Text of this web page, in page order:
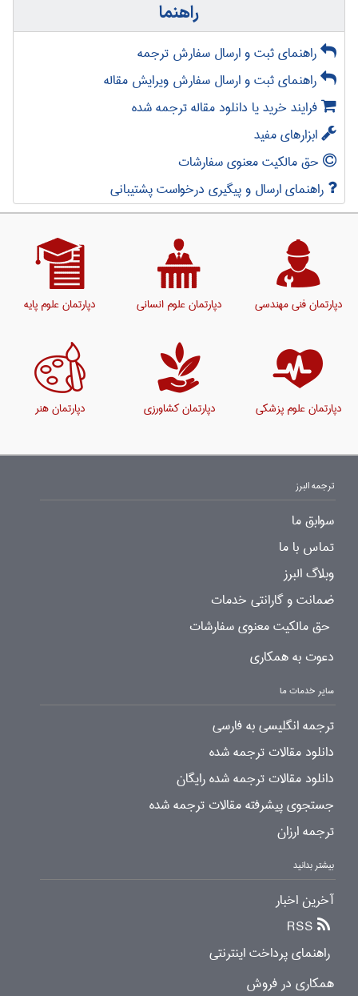
راهنما
راهنمای ثبت و ارسال سفارش ترجمه
راهنمای ثبت و ارسال سفارش ویرایش مقاله
فرایند خرید یا دانلود مقاله ترجمه شده
ابزارهای مفید
حق مالکیت معنوی سفارشات
راهنمای ارسال و پیگیری درخواست پشتیبانی
دپارتمان فنی مهندسی دپارتمان علوم انسانی دپارتمان علوم پایه
دپارتمان علوم پزشکی دپارتمان کشاورزی دپارتمان هنر
ترجمه البرز
سوابق ما
تماس با ما
وبلاگ البرز
ضمانت و گارانتی خدمات
حق مالکیت معنوی سفارشات
دعوت به همکاری
سایر خدمات ما
ترجمه انگلیسی به فارسی
دانلود مقالات ترجمه شده
دانلود مقالات ترجمه شده رایگان
جستجوی پیشرفته مقالات ترجمه شده
ترجمه ارزان
بیشتر بدانید
آخرین اخبار
RSS
راهنمای پرداخت اینترنتی
همکاری در فروش